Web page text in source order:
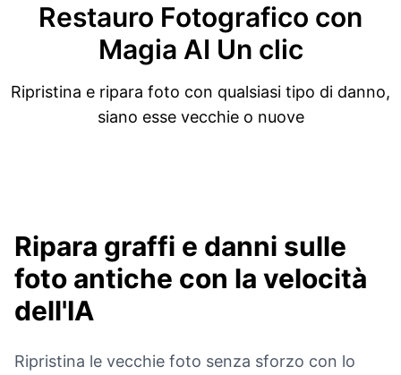
Restauro Fotografico con
Magia AI Un clic
Ripristina e ripara foto con qualsiasi tipo di danno,
siano esse vecchie o nuove
Ripara graffi e danni sulle
foto antiche con la velocità
dell'IA
Ripristina le vecchie foto senza sforzo con lo